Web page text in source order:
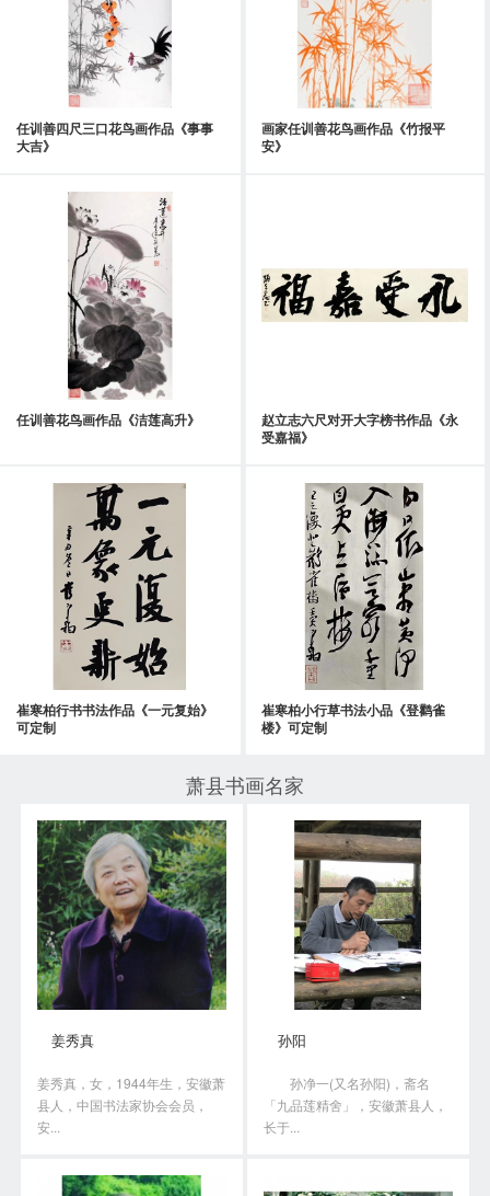
任训善四尺三口花鸟画作品《事事
大吉》
画家任训善花鸟画作品《竹报平
安》
任训善花鸟画作品《洁莲高升》
赵立志六尺对开大字榜书作品《永
受嘉福》
崔寒柏行书书法作品《一元复始》
可定制
崔寒柏小行草书法小品《登鹳雀
楼》可定制
萧县书画名家
姜秀真
姜秀真，女，1944年生，安徽萧
县人，中国书法家协会会员，
安...
孙阳
孙净一(又名孙阳)，斋名
「九品莲精舍」，安徽萧县人，
长于...